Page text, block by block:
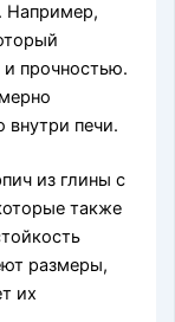
Например,
и прочностью.
внутри печи.
из глины с
также
размеры,
их